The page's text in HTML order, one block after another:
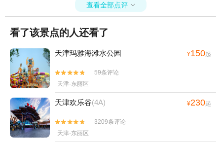
查看全部点评 
看了该景点的人还看了
天津玛雅海滩水公园 ¥150起


59条评论
天津·东丽区
天津欢乐谷(4A) ¥230起


3209条评论
天津·东丽区